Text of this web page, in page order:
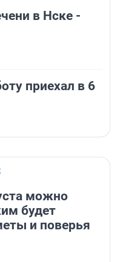
в Нске -
приехал в 6
можно
будет
и поверья